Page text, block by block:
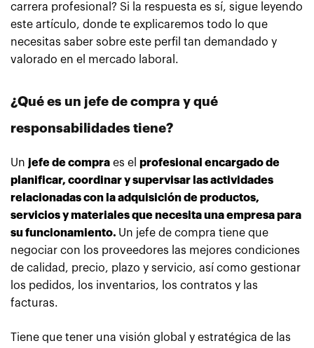
carrera profesional? Si la respuesta es sí, sigue leyendo
este artículo, donde te explicaremos todo lo que
necesitas saber sobre este perfil tan demandado y
valorado en el mercado laboral.
¿Qué es un jefe de compra y qué
responsabilidades tiene?
Un jefe de compra es el profesional encargado de
planificar, coordinar y supervisar las actividades
relacionadas con la adquisición de productos,
servicios y materiales que necesita una empresa para
su funcionamiento. Un jefe de compra tiene que
negociar con los proveedores las mejores condiciones
de calidad, precio, plazo y servicio, así como gestionar
los pedidos, los inventarios, los contratos y las
facturas.
Tiene que tener una visión global y estratégica de las